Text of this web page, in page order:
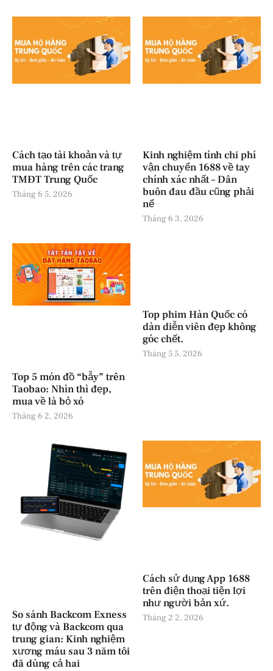
Cách tạo tài khoản và tự
mua hàng trên các trang
TMĐT Trung Quốc
Tháng 6 5, 2026
Kinh nghiệm tính chi phí
vận chuyển 1688 về tay
chính xác nhất – Dân
buôn đau đầu cũng phải
nể
Tháng 6 3, 2026
Top 5 món đồ “bẫy” trên
Taobao: Nhìn thì đẹp,
mua về là bỏ xó
Tháng 6 2, 2026
Top phim Hàn Quốc có
dàn diễn viên đẹp không
góc chết.
Tháng 5 5, 2026
So sánh Backcom Exness
tự động và Backcom qua
trung gian: Kinh nghiệm
xương máu sau 3 năm tôi
đã dùng cả hai
Cách sử dụng App 1688
trên điện thoại tiện lợi
như người bản xứ.
Tháng 2 2, 2026